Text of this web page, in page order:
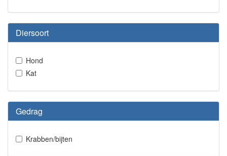
Diersoort
Hond
Kat
Gedrag
Krabben/bijten